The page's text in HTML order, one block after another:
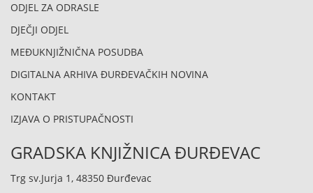
ODJEL ZA ODRASLE
DJEČJI ODJEL
MEĐUKNJIŽNIČNA POSUDBA
DIGITALNA ARHIVA ĐURĐEVAČKIH NOVINA
KONTAKT
IZJAVA O PRISTUPAČNOSTI
GRADSKA KNJIŽNICA ĐURĐEVAC
Trg sv.Jurja 1, 48350 Đurđevac